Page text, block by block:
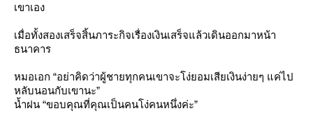
เขาเอง
เมื่อทั้งสองเสร็จสิ้นภาระกิจเรื่องเงินเสร็จแล้วเดินออกมาหน้า
ธนาคาร
หมอเอก “อย่าคิดว่าผู้ชายทุกคนเขาจะโง่ยอมเสียเงินง่ายๆ แค่ไป
หลับนอนกับเขานะ”
น้ำฝน “ขอบคุณที่คุณเป็นคนโง่คนหนึ่งค่ะ”